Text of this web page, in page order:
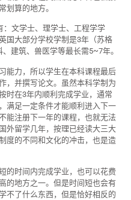
划算的地方。
：文学士、理学士、工程学学
国大部分学校学制是3年（苏格
建筑、兽医学等最长需5~7年。
能力，所以学生在本科课程最后
，并撰写论文。虽然本科学制为
时在3年内顺利完成学业，通常
满足一定条件才能顺利进入下一
能注册下一年的课程，也就无法
外留学几年，按理已经读大三大
度的不同和文化的冲击，也是造
的时间内完成学业，也可以花费
的地方之一。但是时间短也会有
不了什么东西，但是恰好相反的